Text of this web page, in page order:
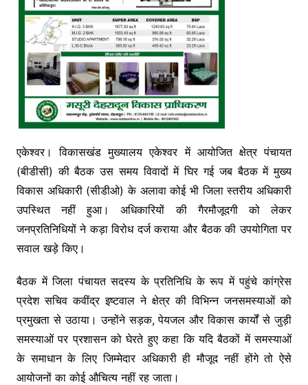
एकेश्वर। विकासखंड मुख्यालय एकेश्वर में आयोजित क्षेत्र पंचायत
(बीडीसी) की बैठक उस समय विवादों में घिर गई जब बैठक में मुख्य
विकास अधिकारी (सीडीओ) के अलावा कोई भी जिला स्तरीय अधिकारी
उपस्थित नहीं हुआ। अधिकारियों की गैरमौजूदगी को लेकर
जनप्रतिनिधियों ने कड़ा विरोध दर्ज कराया और बैठक की उपयोगिता पर
सवाल खड़े किए।
बैठक में जिला पंचायत सदस्य के प्रतिनिधि के रूप में पहुंचे कांग्रेस
प्रदेश सचिव कवींद्र इष्टवाल ने क्षेत्र की विभिन्न जनसमस्याओं को
प्रमुखता से उठाया। उन्होंने सड़क, पेयजल और विकास कार्यों से जुड़ी
समस्याओं पर प्रशासन को घेरते हुए कहा कि यदि बैठकों में समस्याओं
के समाधान के लिए जिम्मेदार अधिकारी ही मौजूद नहीं होंगे तो ऐसे
आयोजनों का कोई औचित्य नहीं रह जाता।